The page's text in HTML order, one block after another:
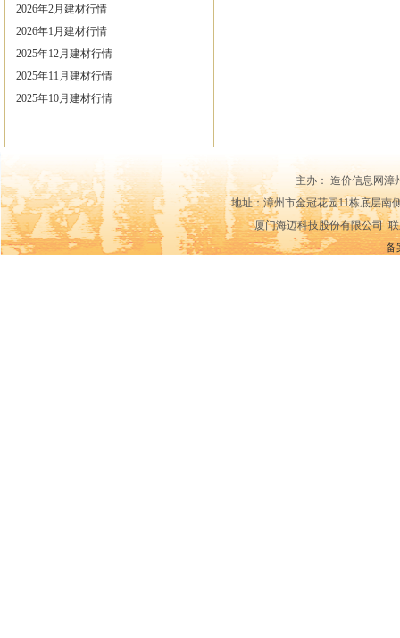
2026年2月建材行情
2026年1月建材行情
2025年12月建材行情
2025年11月建材行情
2025年10月建材行情
主办： 造价信息网
地址：漳州市金冠花园11栋底层南
厦门海迈科技股份有限公司 联
备